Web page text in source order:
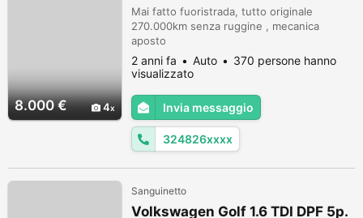
8.000 € 4
Mai fatto fuoristrada, tutto originale
270.000km senza ruggine , mecanica
aposto
2 anni fa Auto
370 persone hanno
visualizzato
Invia messaggio
324826xxxx
Sanguinetto
Volkswagen Golf 1.6 TDI DPF 5p.